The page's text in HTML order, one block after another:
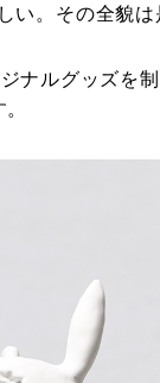
。その全貌は
ナルグッズを